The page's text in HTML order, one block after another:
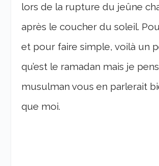
lors de la rupture du jeûne
après le coucher du soleil.
et pour faire simple, voilà un
qu’est le ramadan mais je
musulman vous en parlerait
que moi.